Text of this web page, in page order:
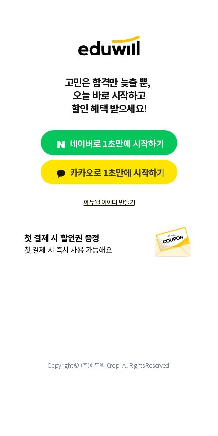
고민은 합격만 늦출 뿐,
오늘 바로 시작하고
할인 혜택 받으세요!
네이버로 1초만에 시작하기
카카오로 1초만에 시작하기
에듀윌 아이디 만들기
첫 결제 시 할인권 증정
첫 결제 시 즉시 사용 가능해요
Copyright © (주)에듀윌 Crop. All Rights Reserved.